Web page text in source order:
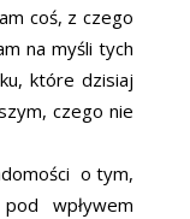
coś, z czego
na myśli tych
które dzisiaj
czego nie
o tym,
wpływem